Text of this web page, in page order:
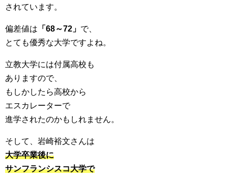
されています。
偏差値は 「68～72」 で、
とても優秀な大学ですよね。
立教大学には付属高校も
ありますので、
もしかしたら高校から
エスカレーターで
進学されたのかもしれません。
そして、岩崎裕文さんは
大学卒業後に
サンフランシスコ大学で